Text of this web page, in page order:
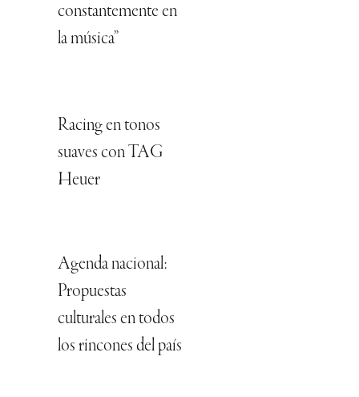
constantemente en
la música”
Racing en tonos
suaves con TAG
Heuer
Agenda nacional:
Propuestas
culturales en todos
los rincones del país